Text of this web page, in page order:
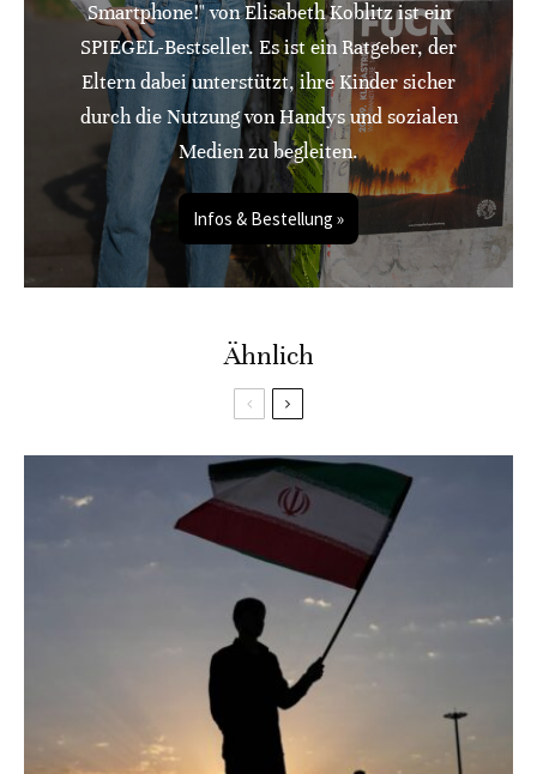
Smartphone!" von Elisabeth Koblitz ist ein
SPIEGEL-Bestseller. Es ist ein Ratgeber, der
Eltern dabei unterstützt, ihre Kinder sicher
durch die Nutzung von Handys und sozialen
Medien zu begleiten.
Infos & Bestellung »
Ähnlich